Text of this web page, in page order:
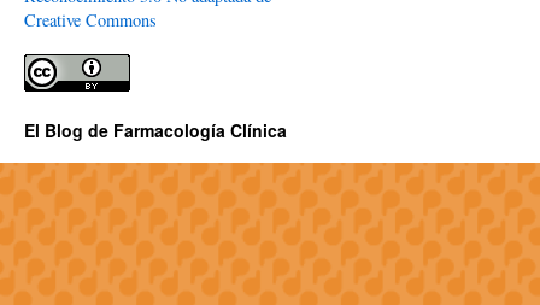
Creative Commons
El Blog de Farmacología Clínica